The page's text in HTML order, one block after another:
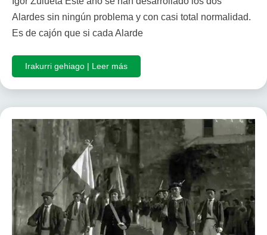
Alardes sin ningún problema y con casi total normalidad.
Es de cajón que si cada Alarde
Irakurri gehiago | Leer más